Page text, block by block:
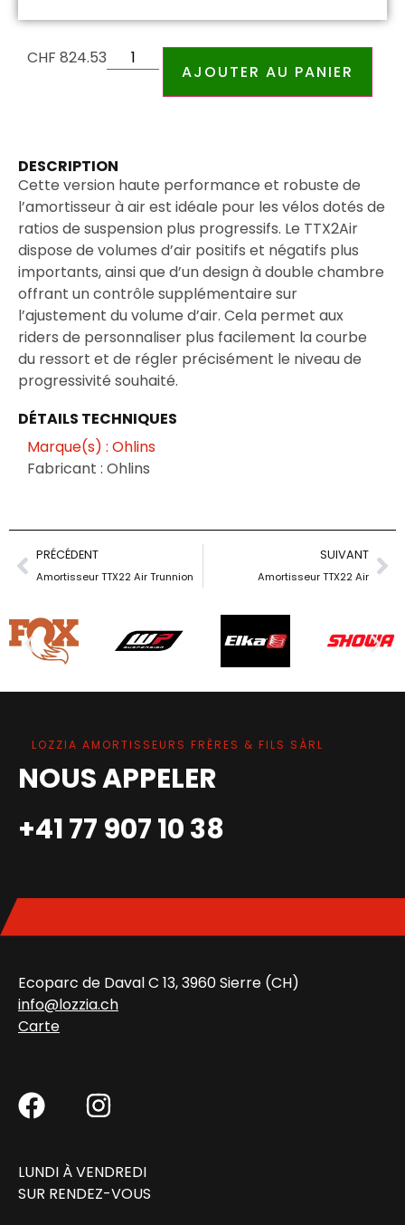
CHF 824.53
AJOUTER AU PANIER
DESCRIPTION
Cette version haute performance et robuste de
l’amortisseur à air est idéale pour les vélos dotés de
ratios de suspension plus progressifs. Le TTX2Air
dispose de volumes d’air positifs et négatifs plus
importants, ainsi que d’un design à double chambre
offrant un contrôle supplémentaire sur
l’ajustement du volume d’air. Cela permet aux
riders de personnaliser plus facilement la courbe
du ressort et de régler précisément le niveau de
progressivité souhaité.
DÉTAILS TECHNIQUES
Marque(s) : Ohlins
Fabricant : Ohlins
PRÉCÉDENT
Amortisseur TTX22 Air Trunnion
SUIVANT
Amortisseur TTX22 Air
LOZZIA AMORTISSEURS FRÈRES & FILS SÀRL
NOUS APPELER
+41 77 907 10 38
Ecoparc de Daval C 13, 3960 Sierre (CH)
info@lozzia.ch
Carte
LUNDI À VENDREDI
SUR RENDEZ-VOUS